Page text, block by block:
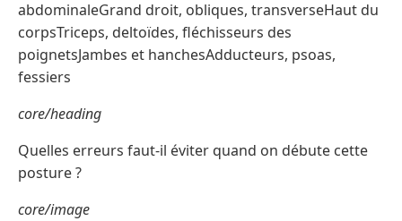
abdominaleGrand droit, obliques, transverseHaut du
corpsTriceps, deltoïdes, fléchisseurs des
poignetsJambes et hanchesAdducteurs, psoas,
fessiers
core/heading
Quelles erreurs faut-il éviter quand on débute cette
posture ?
core/image